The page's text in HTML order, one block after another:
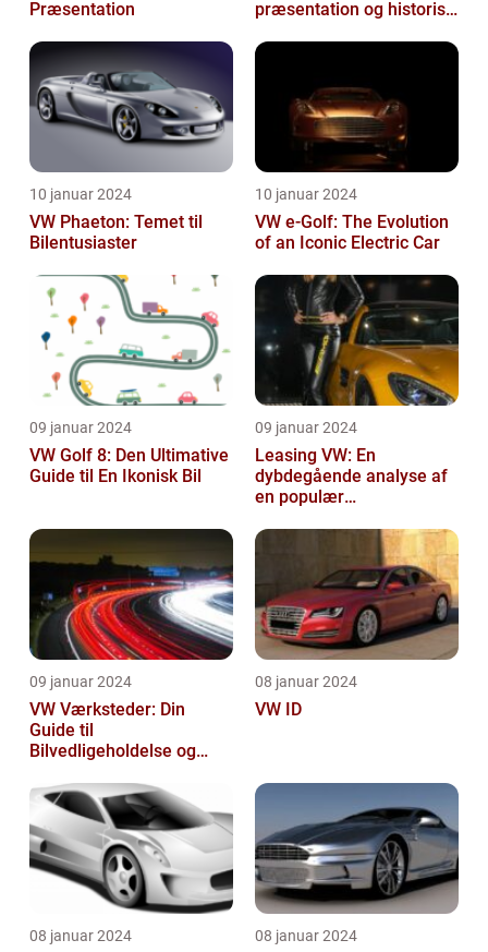
Præsentation
præsentation og historisk
10 januar 2024
VW Phaeton: Temet til
Bilentusiaster
10 januar 2024
VW e-Golf: The Evolution
of an Iconic Electric Car
09 januar 2024
VW Golf 8: Den Ultimative
Guide til En Ikonisk Bil
09 januar 2024
Leasing VW: En
dybdegående analyse af
en populær
09 januar 2024
VW Værksteder: Din
Guide til
Bilvedligeholdelse og
08 januar 2024
VW ID
08 januar 2024 08 januar 2024